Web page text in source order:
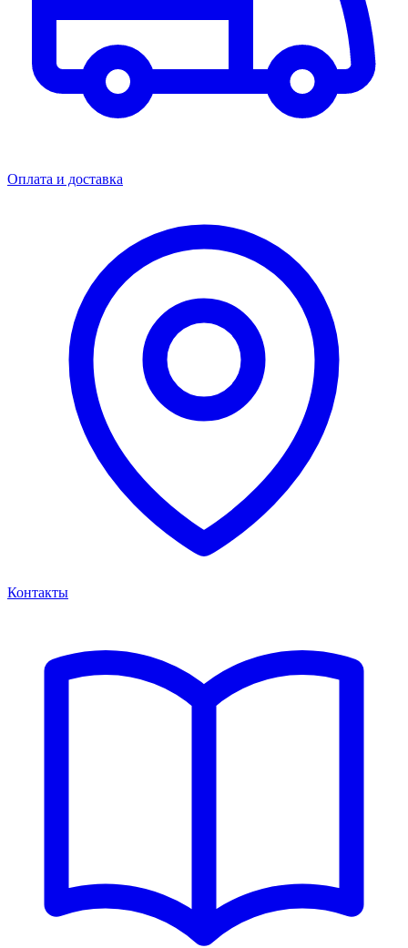
Оплата и доставка
Контакты